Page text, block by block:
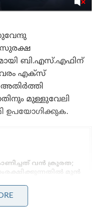
സുരക്ഷ
ബി.എസ്.എഫിന്
എക്സ്
അതിർത്തി
മുള്ളുവേലി
ഉപയോഗിക്കുക.
വൻ ക്രൂരത;
മുൻ
കോടികളുടെ സ്വപ്നം: